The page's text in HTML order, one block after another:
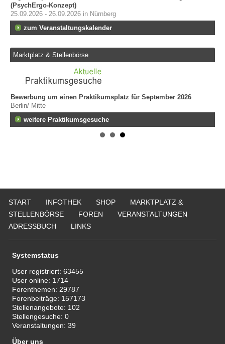
(PsychErgo-Konzept)
25.09.2026 - 26.09.2026 in Nürnberg
zum Veranstaltungskalender
Marktplatz & Stellenbörse
Bewerbung um einen Praktikumsplatz für September 2026
Berlin/ Mitte
weitere Praktikumsgesuche
START INFOTHEK SHOP
MARKTPLATZ &
STELLENBÖRSE
FOREN
VERANSTALTUNGEN
ADRESSBUCH
LINKS
Systemstatus
User registriert:63455
User online: 1714
Forenthemen: 29787
Forenbeiträge: 157173
Stellenangebote: 102
Stellengesuche:0
Veranstaltungen:39
Über uns